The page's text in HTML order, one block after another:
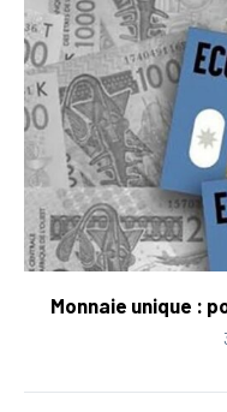
Monnaie unique :